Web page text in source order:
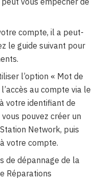
compte, il a peut-
le guide suivant pour
l’option « Mot de
au compte via le
votre identifiant de
pouvez créer un
Network, puis
votre compte.
de dépannage de la
Réparations